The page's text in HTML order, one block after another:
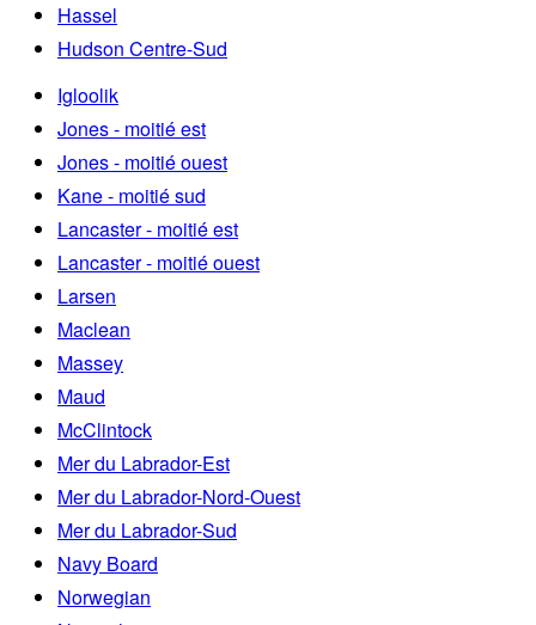
Hassel
Hudson Centre-Sud
Igloolik
Jones - moitié est
Jones - moitié ouest
Kane - moitié sud
Lancaster - moitié est
Lancaster - moitié ouest
Larsen
Maclean
Massey
Maud
McClintock
Mer du Labrador-Est
Mer du Labrador-Nord-Ouest
Mer du Labrador-Sud
Navy Board
Norwegian